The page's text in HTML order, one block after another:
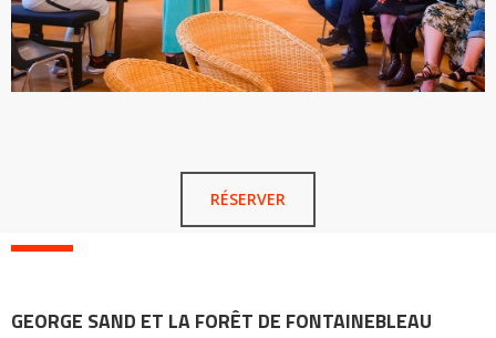
RÉSERVER
GEORGE SAND ET LA FORÊT DE FONTAINEBLEAU